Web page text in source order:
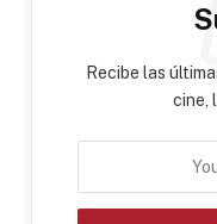
Recibe las
cine,